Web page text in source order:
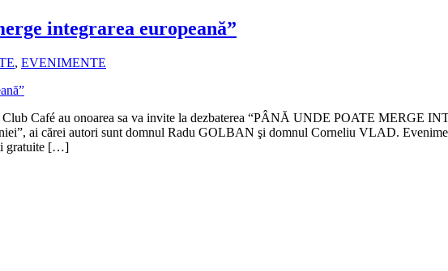
integrarea europeană”
, EVENIMENTE
Club Café au onoarea sa va invite la dezbaterea “PÂNĂ UNDE POATE MERGE
ai cărei autori sunt domnul Radu GOLBAN şi domnul Corneliu VLAD.
gratuite […]